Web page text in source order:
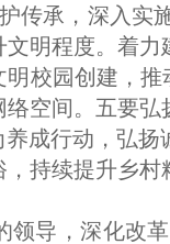
传承，深入实
明程度。着
校园创建，
空间。五要
成行动，弘
持续提升乡村
领导，深化改